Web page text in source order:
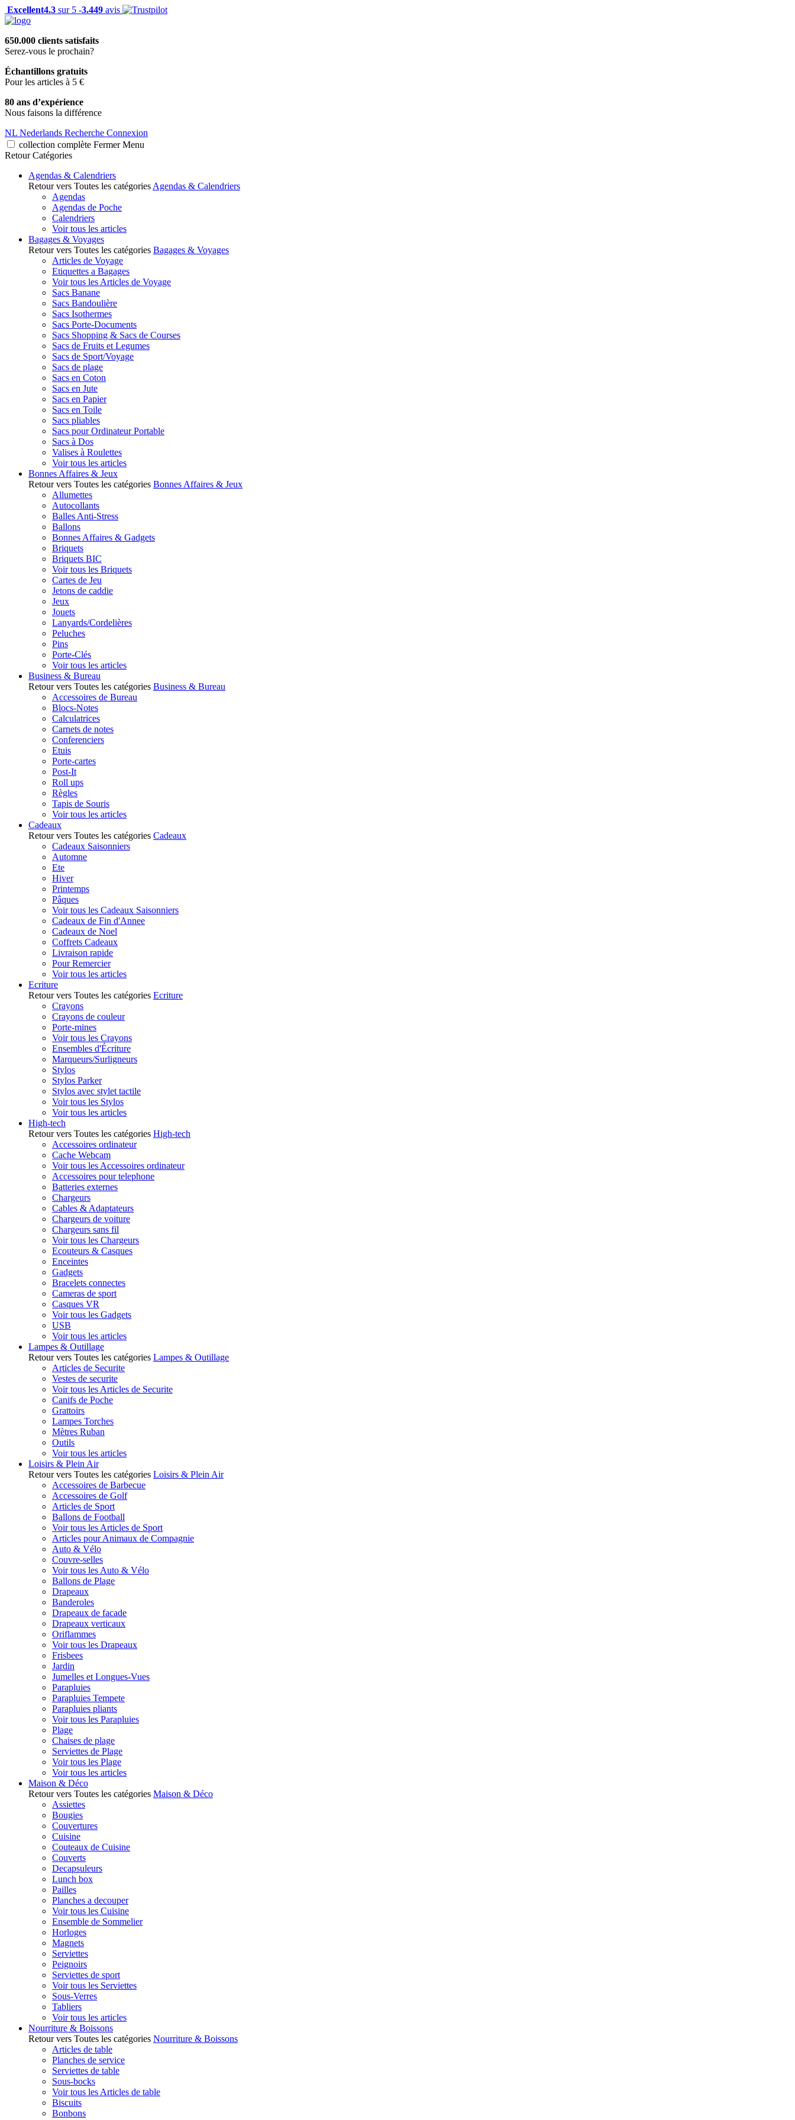
Excellent4.3 sur 5 -3.449 avis
650.000 clients satisfaits
Serez-vous le prochain?
Échantillons gratuits
Pour les articles à 5 €
80 ans d’expérience
Nous faisons la différence
NL Nederlands Recherche Connexion
collection complète Fermer Menu
Retour Catégories
Agendas & Calendriers
Retour vers Toutes les catégories Agendas & Calendriers
Agendas
Agendas de Poche
Calendriers
Voir tous les articles
Bagages & Voyages
Retour vers Toutes les catégories Bagages & Voyages
Articles de Voyage
Etiquettes a Bagages
Voir tous les Articles de Voyage
Sacs Banane
Sacs Bandoulière
Sacs Isothermes
Sacs Porte-Documents
Sacs Shopping & Sacs de Courses
Sacs de Fruits et Legumes
Sacs de Sport/Voyage
Sacs de plage
Sacs en Coton
Sacs en Jute
Sacs en Papier
Sacs en Toile
Sacs pliables
Sacs pour Ordinateur Portable
Sacs à Dos
Valises à Roulettes
Voir tous les articles
Bonnes Affaires & Jeux
Retour vers Toutes les catégories Bonnes Affaires & Jeux
Allumettes
Autocollants
Balles Anti-Stress
Ballons
Bonnes Affaires & Gadgets
Briquets
Briquets BIC
Voir tous les Briquets
Cartes de Jeu
Jetons de caddie
Jeux
Jouets
Lanyards/Cordelières
Peluches
Pins
Porte-Clés
Voir tous les articles
Business & Bureau
Retour vers Toutes les catégories Business & Bureau
Accessoires de Bureau
Blocs-Notes
Calculatrices
Carnets de notes
Conferenciers
Etuis
Porte-cartes
Post-It
Roll ups
Règles
Tapis de Souris
Voir tous les articles
Cadeaux
Retour vers Toutes les catégories Cadeaux
Cadeaux Saisonniers
Automne
Ete
Hiver
Printemps
Pâques
Voir tous les Cadeaux Saisonniers
Cadeaux de Fin d'Annee
Cadeaux de Noel
Coffrets Cadeaux
Livraison rapide
Pour Remercier
Voir tous les articles
Ecriture
Retour vers Toutes les catégories Ecriture
Crayons
Crayons de couleur
Porte-mines
Voir tous les Crayons
Ensembles d'Écriture
Marqueurs/Surligneurs
Stylos
Stylos Parker
Stylos avec stylet tactile
Voir tous les Stylos
Voir tous les articles
High-tech
Retour vers Toutes les catégories High-tech
Accessoires ordinateur
Cache Webcam
Voir tous les Accessoires ordinateur
Accessoires pour telephone
Batteries externes
Chargeurs
Cables & Adaptateurs
Chargeurs de voiture
Chargeurs sans fil
Voir tous les Chargeurs
Ecouteurs & Casques
Enceintes
Gadgets
Bracelets connectes
Cameras de sport
Casques VR
Voir tous les Gadgets
USB
Voir tous les articles
Lampes & Outillage
Retour vers Toutes les catégories Lampes & Outillage
Articles de Securite
Vestes de securite
Voir tous les Articles de Securite
Canifs de Poche
Grattoirs
Lampes Torches
Mètres Ruban
Outils
Voir tous les articles
Loisirs & Plein Air
Retour vers Toutes les catégories Loisirs & Plein Air
Accessoires de Barbecue
Accessoires de Golf
Articles de Sport
Ballons de Football
Voir tous les Articles de Sport
Articles pour Animaux de Compagnie
Auto & Vélo
Couvre-selles
Voir tous les Auto & Vélo
Ballons de Plage
Drapeaux
Banderoles
Drapeaux de facade
Drapeaux verticaux
Oriflammes
Voir tous les Drapeaux
Frisbees
Jardin
Jumelles et Longues-Vues
Parapluies
Parapluies Tempete
Parapluies pliants
Voir tous les Parapluies
Plage
Chaises de plage
Serviettes de Plage
Voir tous les Plage
Voir tous les articles
Maison & Déco
Retour vers Toutes les catégories Maison & Déco
Assiettes
Bougies
Couvertures
Cuisine
Couteaux de Cuisine
Couverts
Decapsuleurs
Lunch box
Pailles
Planches a decouper
Voir tous les Cuisine
Ensemble de Sommelier
Horloges
Magnets
Serviettes
Peignoirs
Serviettes de sport
Voir tous les Serviettes
Sous-Verres
Tabliers
Voir tous les articles
Nourriture & Boissons
Retour vers Toutes les catégories Nourriture & Boissons
Articles de table
Planches de service
Serviettes de table
Sous-bocks
Voir tous les Articles de table
Biscuits
Bonbons